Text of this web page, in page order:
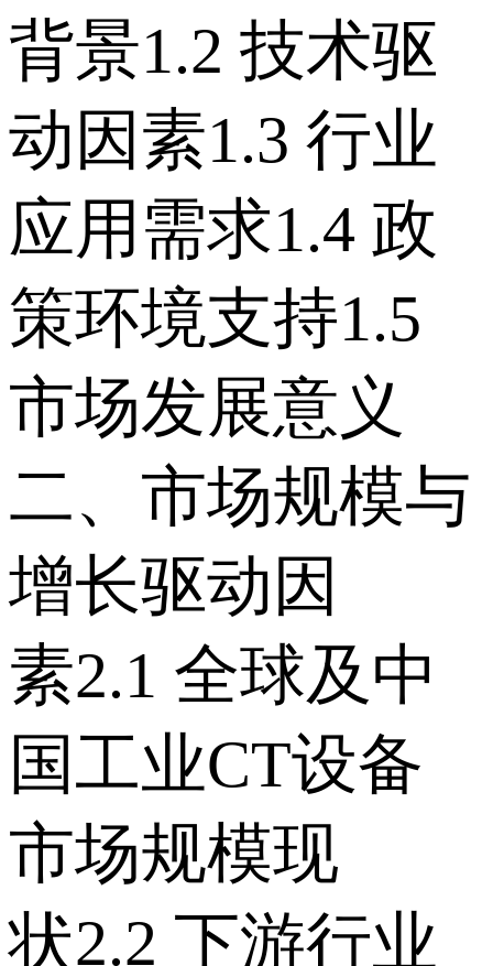
背景 1.2 技术驱
动因素 1.3 行业
应用需求 1.4 政
策环境支持 1.5
市场发展意义
二、市场规模与
增长驱动因
素 2.1 全球及中
国工业CT设备
市场规模现
状 2.2 下游行业